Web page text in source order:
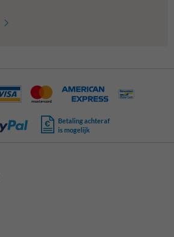
Betaling achteraf
is mogelijk